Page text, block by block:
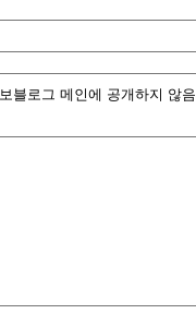
블로그 메인에 공개하지 않음